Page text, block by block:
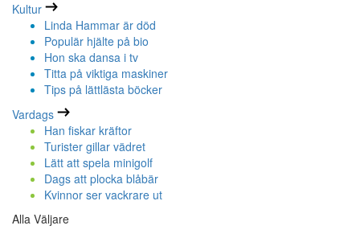
Kultur
Linda Hammar är död
Populär hjälte på bio
Hon ska dansa i tv
Titta på viktiga maskiner
Tips på lättlästa böcker
Vardags
Han fiskar kräftor
Turister gillar vädret
Lätt att spela minigolf
Dags att plocka blåbär
Kvinnor ser vackrare ut
Alla Väljare